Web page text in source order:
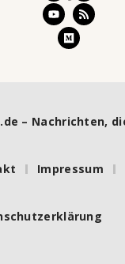
– Nachrichten,
Impressum